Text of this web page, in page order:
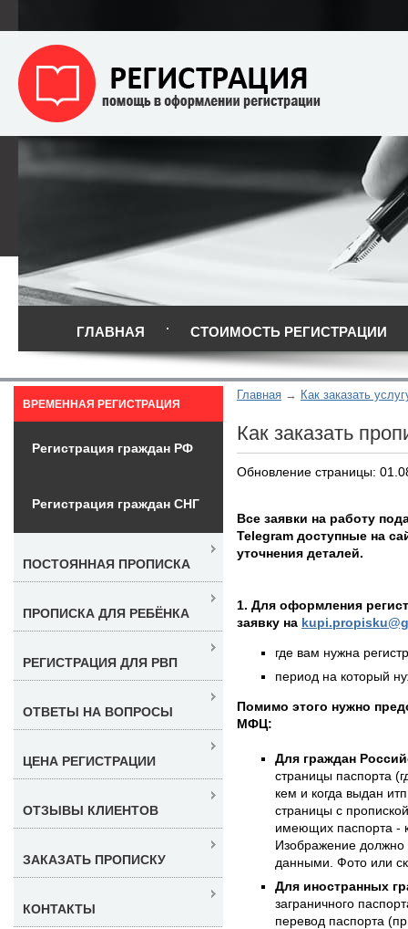
ГЛАВНАЯ СТОИМОСТЬ РЕГИСТРАЦИИ
Главная Как заказать
Как заказать
Обновление страницы:
Все заявки на работу
Telegram доступные на
уточнения деталей.
1. Для оформления
заявку на
где вам нужна
период на который
Помимо этого нужно
МФЦ:
Для граждан
страницы паспорта
кем и когда выдан
страницы с
имеющих паспорта -
Изображение должно
данными. Фото или
Для иностранных
заграничного
перевод паспорта
ВРЕМЕННАЯ РЕГИСТРАЦИЯ
Регистрация граждан РФ
Регистрация граждан СНГ
ПОСТОЯННАЯ ПРОПИСКА
ПРОПИСКА ДЛЯ РЕБЁНКА
РЕГИСТРАЦИЯ ДЛЯ РВП
ОТВЕТЫ НА ВОПРОСЫ
ЦЕНА РЕГИСТРАЦИИ
ОТЗЫВЫ КЛИЕНТОВ
ЗАКАЗАТЬ ПРОПИСКУ
КОНТАКТЫ